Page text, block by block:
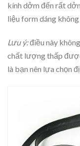
kính dởm đến rất
liệu form dáng
Lưu ý:điều này
chất lượng thấp
là bạn nên lựa chọn